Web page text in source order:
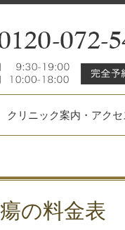
クリニック案内・アクセ
の料金表